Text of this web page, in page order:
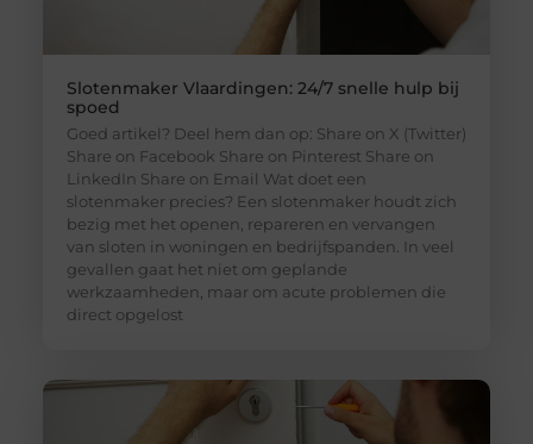
Slotenmaker Vlaardingen: 24/7 snelle hulp bij
spoed
Goed artikel? Deel hem dan op: Share on X (Twitter)
Share on Facebook Share on Pinterest Share on
LinkedIn Share on Email Wat doet een
slotenmaker precies? Een slotenmaker houdt zich
bezig met het openen, repareren en vervangen
van sloten in woningen en bedrijfspanden. In veel
gevallen gaat het niet om geplande
werkzaamheden, maar om acute problemen die
direct opgelost